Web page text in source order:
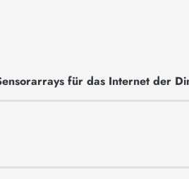
für das Internet der